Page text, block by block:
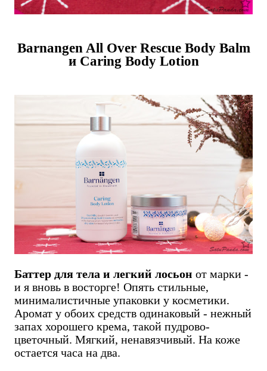
Barnangen All Over Rescue Body Balm
и Caring Body Lotion
Баттер для тела и легкий лосьон от марки -
и я вновь в восторге! Опять стильные,
минималистичные упаковки у косметики.
Аромат у обоих средств одинаковый - нежный
запах хорошего крема, такой пудрово-
цветочный. Мягкий, ненавязчивый. На коже
остается часа на два.